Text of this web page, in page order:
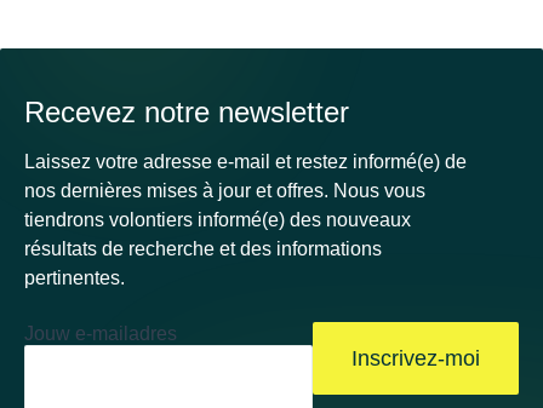
Recevez notre newsletter
Laissez votre adresse e-mail et restez informé(e) de
nos dernières mises à jour et offres. Nous vous
tiendrons volontiers informé(e) des nouveaux
résultats de recherche et des informations
pertinentes.
Jouw e-mailadres
Inscrivez-moi